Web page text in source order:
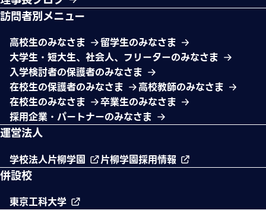
訪問者別メニュー
高校生のみなさま
留学生のみなさま
大学生・短大生、社会人、フリーターのみなさま
入学検討者の保護者のみなさま
在校生の保護者のみなさま
高校教師のみなさま
在校生のみなさま
卒業生のみなさま
採用企業・パートナーのみなさま
運営法人
学校法人片柳学園 片柳学園採用情報
併設校
東京工科大学